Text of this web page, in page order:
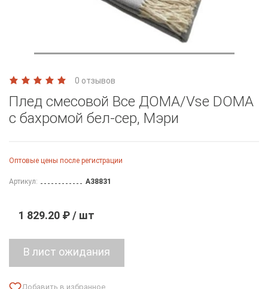
0 отзывов
Плед смесовой Все ДOMA/Vse DOMA
с бахромой бел-сер, Мэри
Оптовые цены после регистрации
Артикул: A38831
1 829.20 ₽ / шт